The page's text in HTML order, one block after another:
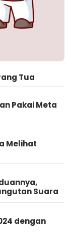
Tua
Pakai Meta
Melihat
Suara
dengan